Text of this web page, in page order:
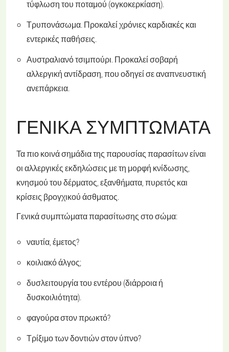
τύφλωση του ποταμού (ογκοκερκίαση).
Τρυπονάσωμα. Προκαλεί χρόνιες καρδιακές και
εντερικές παθήσεις.
Αυστραλιανό τσιμπούρι. Προκαλεί σοβαρή
αλλεργική αντίδραση, που οδηγεί σε αναπνευστική
ανεπάρκεια.
ΓΕΝΙΚΆ ΣΥΜΠΤΏΜΑΤΑ
Τα πιο κοινά σημάδια της παρουσίας παρασίτων είναι
οι αλλεργικές εκδηλώσεις με τη μορφή κνίδωσης,
κνησμού του δέρματος, εξανθήματα, πυρετός και
κρίσεις βρογχικού άσθματος.
Γενικά συμπτώματα παρασίτωσης στο σώμα:
ναυτία, έμετος?
κοιλιακό άλγος;
δυσλειτουργία του εντέρου (διάρροια ή
δυσκοιλιότητα).
φαγούρα στον πρωκτό?
Τρίξιμο των δοντιών στον ύπνο?